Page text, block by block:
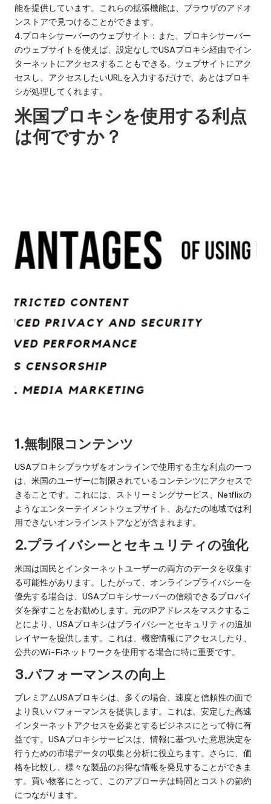
能を提供しています。これらの拡張機能は、ブラウザのアドオ
ンストアで見つけることができます。
4.プロキシサーバーのウェブサイト：また、プロキシサーバー
のウェブサイトを使えば、設定なしでUSAプロキシ経由でイン
ターネットにアクセスすることもできる。ウェブサイトにアク
セスし、アクセスしたいURLを入力するだけで、あとはプロキ
シが処理してくれます。
米国プロキシを使用する利点
は何ですか？
1.無制限コンテンツ
USAプロキシブラウザをオンラインで使用する主な利点の一つ
は、米国のユーザーに制限されているコンテンツにアクセスで
きることです。これには、ストリーミングサービス、Netflixの
ようなエンターテイメントウェブサイト、あなたの地域では利
用できないオンラインストアなどが含まれます。
2.プライバシーとセキュリティの強化
米国は国民とインターネットユーザーの両方のデータを収集す
る可能性があります。したがって、オンラインプライバシーを
優先する場合は、USAプロキシサーバーの信頼できるプロバイ
ダを探すことをお勧めします。元のIPアドレスをマスクするこ
とにより、USAプロキシはプライバシーとセキュリティの追加
レイヤーを提供します。これは、機密情報にアクセスしたり、
公共のWi-Fiネットワークを使用する場合に特に重要です。
3.パフォーマンスの向上
プレミアムUSAプロキシは、多くの場合、速度と信頼性の面で
より良いパフォーマンスを提供します。これは、安定した高速
インターネットアクセスを必要とするビジネスにとって特に有
益です。USAプロキシサービスは、情報に基づいた意思決定を
行うための市場データの収集と分析に役立ちます。さらに、価
格を比較し、様々な製品のお得な情報を発見することができま
す。買い物客にとって、このアプローチは時間とコストの節約
につながります。